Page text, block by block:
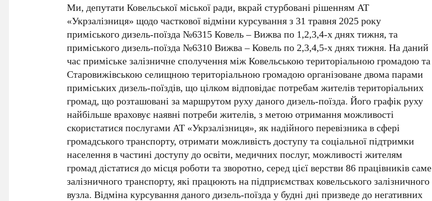
Ми, депутати Ковельської міської ради, вкрай стурбовані рішенням АТ
«Укрзалізниця» щодо часткової відміни курсування з 31 травня 2025 року
приміського дизель-поїзда №6315 Ковель – Вижва по 1,2,3,4-х днях тижня, та
приміського дизель-поїзда №6310 Вижва – Ковель по 2,3,4,5-х днях тижня. На даний
час приміське залізничне сполучення між Ковельською територіальною громадою та
Старовижівською селищною територіальною громадою організоване двома парами
приміських дизель-поїздів, що цілком відповідає потребам жителів територіальних
громад, що розташовані за маршрутом руху даного дизель-поїзда. Його графік руху
найбільше враховує наявні потреби жителів, з метою отримання можливості
скористатися послугами АТ «Укрзалізниця», як надійного перевізника в сфері
громадського транспорту, отримати можливість доступу та соціальної підтримки
населення в частині доступу до освіти, медичних послуг, можливості жителям
громад дістатися до місця роботи та зворотно, серед цієї верстви 86 працівників саме
залізничного транспорту, які працюють на підприємствах ковельського залізничного
вузла. Відміна курсування даного дизель-поїзда у будні дні призведе до негативних